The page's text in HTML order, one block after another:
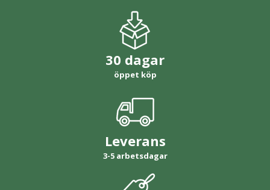
30 dagar
öppet köp
Leverans
3-5 arbetsdagar